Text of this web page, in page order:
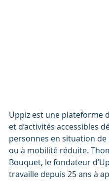
Uppiz est une plateforme
et d’activités accessibles
personnes en situation de
ou à mobilité réduite.
Bouquet, le fondateur
travaille depuis 25 ans à